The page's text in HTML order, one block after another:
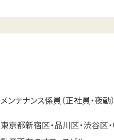
メンテナンス係員（正社員・夜勤）
東京都新宿区・品川区・渋谷区